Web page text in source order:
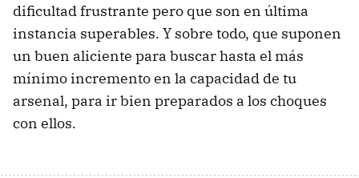
dificultad frustrante pero que son en última
instancia superables. Y sobre todo, que suponen
un buen aliciente para buscar hasta el más
mínimo incremento en la capacidad de tu
arsenal, para ir bien preparados a los choques
con ellos.